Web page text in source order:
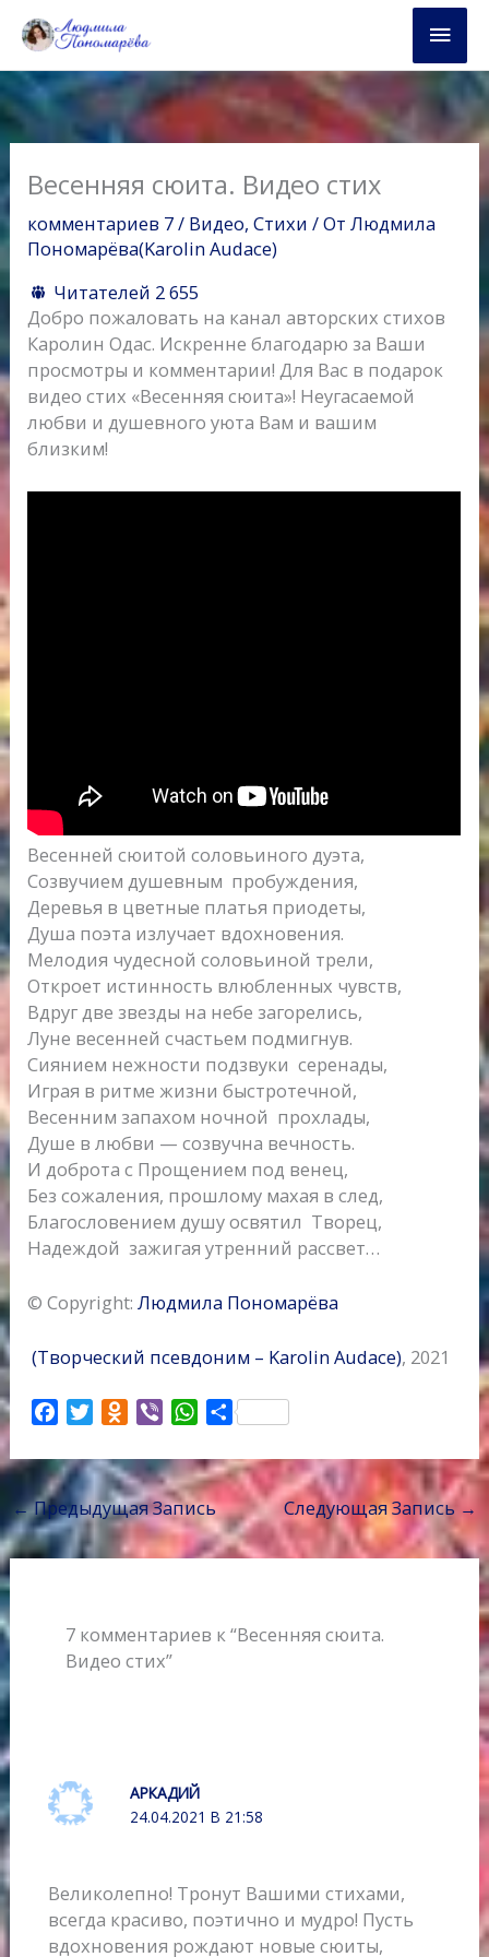
содержимому
Весенняя сюита. Видео стих
комментариев 7/ Видео,Стихи / ОтЛюдмила
Пономарёва(Karolin Audace)
Читателей 2 655
Добро пожаловать на канал авторских стихов
Каролин Одас. Искренне благодарю за Ваши
просмотры и комментарии! Для Вас в подарок
видео стих «Весенняя сюита»! Неугасаемой
любви и душевного уюта Вам и вашим
близким!
Весенней сюитой соловьиного дуэта,
Созвучием душевным пробуждения,
Деревья в цветные платья приодеты,
Душа поэта излучает вдохновения.
Мелодия чудесной соловьиной трели,
Откроет истинность влюбленных чувств,
Вдруг две звезды на небе загорелись,
Луне весенней счастьем подмигнув.
Сиянием нежности подзвуки серенады,
Играя в ритме жизни быстротечной,
Весенним запахом ночной прохлады,
Душе в любви — созвучна вечность.
И доброта с Прощением под венец,
Без сожаления, прошлому махая в след,
Благословением душу освятил Творец,
Надеждой зажигая утренний рассвет…
© Copyright:Людмила Пономарёва
(Творческий псевдоним – Karolin Audace), 2021
c
e
b
o
i
t
e
O
n
o
k
l
n
i
b
e
r
W
a
t
s
A
О
п
р
а
в
←Предыдущая Запись Следующая Запись →
7 комментариев к “Весенняя сюита.
Видео стих”
АРКАДИЙ
24.04.2021 В 21:58
Великолепно! Тронут Вашими стихами,
всегда красиво, поэтично и мудро! Пусть
вдохновения рождают новые сюиты,